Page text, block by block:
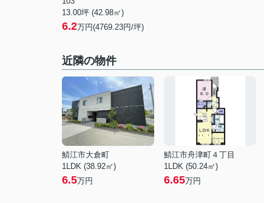
13.00坪 (42.98㎡)
6.2万円(4769.23円/坪)
近隣の物件
鯖江市大倉町
1LDK (38.92㎡)
6.5万円
鯖江市舟津町４丁目
1LDK (50.24㎡)
6.65万円